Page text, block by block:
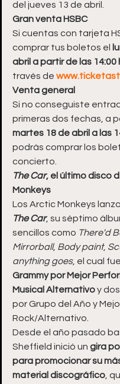
del jueves 13 de abril.
Gran venta HSBC
Si cuentas con tarjeta
comprar tus boletos el
abril a partir de las 14:00
través de
Venta general
Si no conseguiste
primeras dos fechas, a
martes 18 de abril a las
podrás comprar los
concierto.
The Car, el último disco
Monkeys
Los Arctic Monkeys
The Car, su séptimo
sencillos como There'd
Mirrorball, Body paint,
anything goes, el cual
Grammy por Mejor
Musical Alternativo y
por Grupo del Año y
Rock/Alternativo.
Desde el año pasado
Sheffield inició un gira
para promocionar su
material discográfico ,